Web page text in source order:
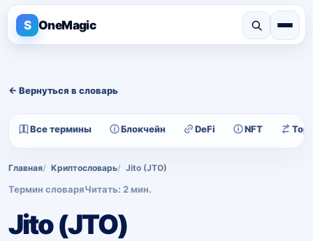
S OneMagic
← Вернуться в словарь
Все термины Блокчейн DeFi NFT
Главная Криптословарь Jito (JTO)
Термин словаряЧитать: 2 мин.
Jito (JTO)